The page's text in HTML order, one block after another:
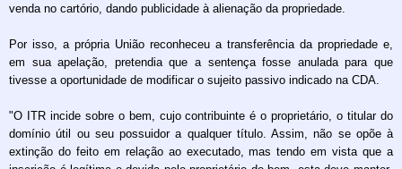
venda no cartório, dando publicidade à alienação da propriedade.
Por isso, a própria União reconheceu a transferência da propriedade e,
em sua apelação, pretendia que a sentença fosse anulada para que
tivesse a oportunidade de modificar o sujeito passivo indicado na CDA.
"O ITR incide sobre o bem, cujo contribuinte é o proprietário, o titular do
domínio útil ou seu possuidor a qualquer título. Assim, não se opõe à
extinção do feito em relação ao executado, mas tendo em vista que a